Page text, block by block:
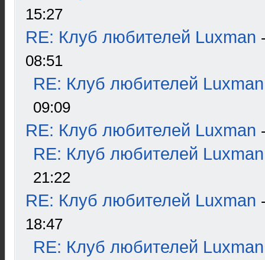
15:27
RE: Клуб любителей Luxman
08:51
RE: Клуб любителей Luxman
09:09
RE: Клуб любителей Luxman
RE: Клуб любителей Luxman
21:22
RE: Клуб любителей Luxman
18:47
RE: Клуб любителей Luxman